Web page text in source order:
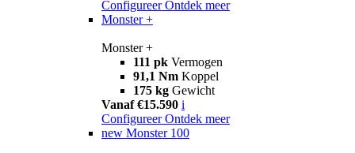
Configureer Ontdek meer
Monster +
Monster +
111 pk Vermogen
91,1 Nm Koppel
175 kg Gewicht
Vanaf €15.590 i
Configureer Ontdek meer
new Monster 100